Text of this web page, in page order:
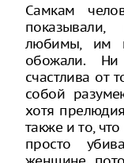
Самкам
показывали,
любимы, им
обожали.
счастлива от
собой
хотя
также и то,
просто